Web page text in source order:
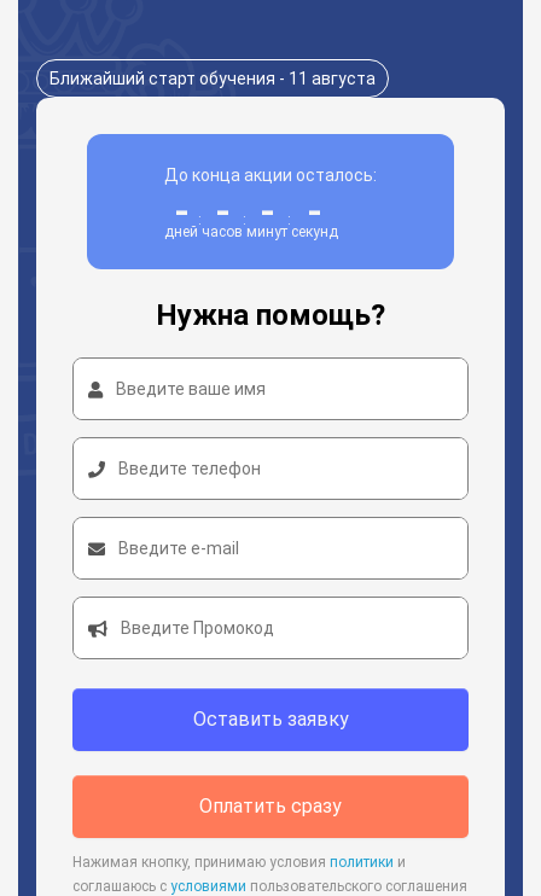
Ближайший старт обучения - 11 августа
До конца акции осталось:
-
дней
: -
часов
: -
минут
: -
секунд
Нужна помощь?
Оставить заявку
Оплатить сразу
Нажимая кнопку, принимаю условия политики и
соглашаюсь с условиями пользовательского соглашения